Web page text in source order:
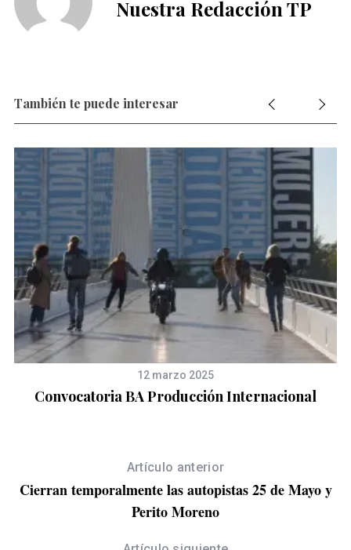
Nuestra Redacción TP
También te puede interesar
12 marzo 2025
Convocatoria BA Producción Internacional
Artículo anterior
Cierran temporalmente las autopistas 25 de Mayo y
Perito Moreno